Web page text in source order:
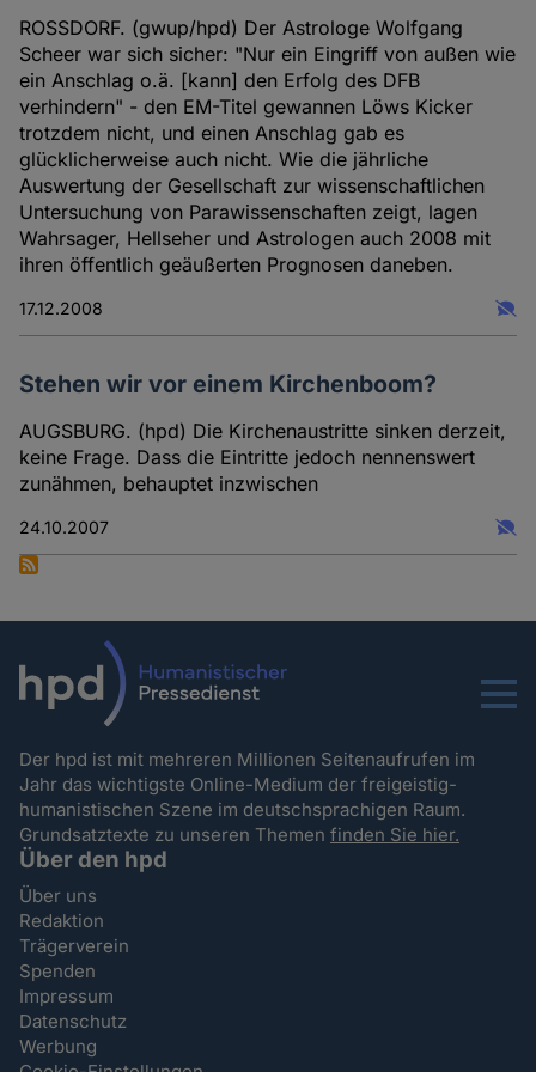
ROSSDORF. (gwup/hpd) Der Astrologe Wolfgang
Scheer war sich sicher: "Nur ein Eingriff von außen wie
ein Anschlag o.ä. [kann] den Erfolg des DFB
verhindern" - den EM-Titel gewannen Löws Kicker
trotzdem nicht, und einen Anschlag gab es
glücklicherweise auch nicht. Wie die jährliche
Auswertung der Gesellschaft zur wissenschaftlichen
Untersuchung von Parawissenschaften zeigt, lagen
Wahrsager, Hellseher und Astrologen auch 2008 mit
ihren öffentlich geäußerten Prognosen daneben.
17.12.2008
Stehen wir vor einem Kirchenboom?
AUGSBURG. (hpd) Die Kirchenaustritte sinken derzeit,
keine Frage. Dass die Eintritte jedoch nennenswert
zunähmen, behauptet inzwischen
24.10.2007
Menu
Der hpd ist mit mehreren Millionen Seitenaufrufen im
Jahr das wichtigste Online-Medium der freigeistig-
humanistischen Szene im deutschsprachigen Raum.
Grundsatztexte zu unseren Themenfinden Sie hier.
Über den hpd
Über uns
Redaktion
Trägerverein
Spenden
Impressum
Datenschutz
Werbung